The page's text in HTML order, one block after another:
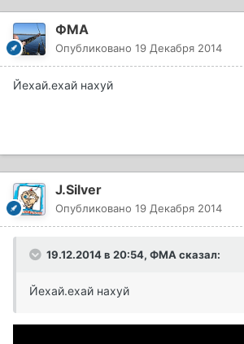
ФМА
Опубликовано 19 Декабря 2014
Йехай.ехай нахуй
J.Silver
Опубликовано 19 Декабря 2014
19.12.2014 в 20:54, ФМА сказал:
Йехай.ехай нахуй